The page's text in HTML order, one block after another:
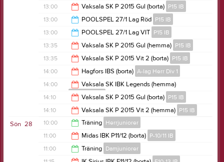
14:00
15:00
13:00 Vaksala SK P 2015 Gul (borta) P15 IB
15:00
13:00 POOLSPEL 27/1 Lag Röd P15 IB
15:00
13:00 POOLSPEL 27/1 Lag VIT P15 IB
15:00
13:35 Vaksala SK P 2015 Gul (hemma) P15 IB
15:35
13:35 Vaksala SK P 2015 Vit 2 (borta) P15 IB
15:35
14:00 Hagfors IBS (borta) A-lag Herr Div 1
16:00
14:00
Vaksala SK IBK Legends (hemma)
A-lag Damer
16:00
14:10 Vaksala SK P 2015 Gul (borta) P15 IB
16:10
14:10 Vaksala SK P 2015 Vit 2 (hemma) P15 IB
16:10
28
Sön 10:00 Träning Herrjuniorer
11:00
11:00 Midas IBK P11/12 (borta) P-10/11 IB
13:00
11:00 Träning Damjuniorer